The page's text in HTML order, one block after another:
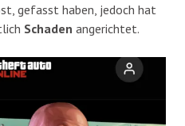
gefasst haben, jedoch hat
Schaden angerichtet.